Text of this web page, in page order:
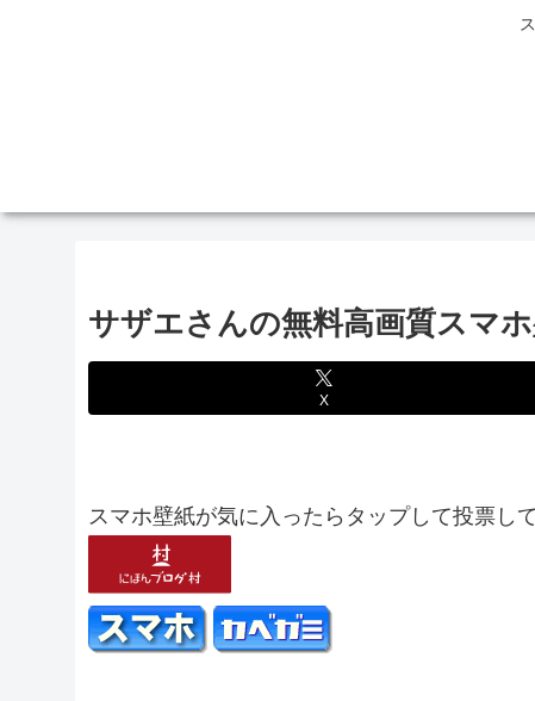
サザエさんの無料高画質スマ
X
スマホ壁紙が気に入ったらタップして投票し